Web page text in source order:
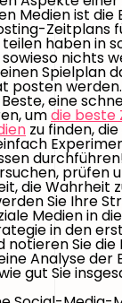
Medien ist die
Zeitplans
haben in
nichts
Spielplan
posten
eine
umdie beste
zu finden,
prüfen
die Wahrheit
Sie Ihre
Medien in
in den
notieren Sie die
Analyse der
gut Sie